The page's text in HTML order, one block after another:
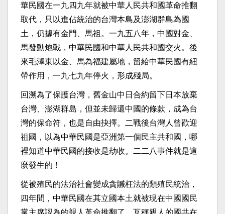
華民國在一九四九年就被中華人民共和國革命推翻
取代，只以進佔統治的台灣本島及澎湖群島為國
土，仍據有金門、馬祖。一九五八年，中國對金、
馬發動炮戰，中華民國和中華人民共和國交火。後
來毛澤東以金、馬為福建屬地，留給中華民國有紐
帶作用，一九七九年停火，形成殘局。
回溯為了保護台灣，舊金山中日合約留下日本放棄
台灣、澎湖群島，但並未歸還中國的條款，成為台
灣的保命符，也是自由抉擇。二戰後台灣人曾歡迎
祖國，以為中華民國是亞洲第一個民主共和國，哪
裡知道中華民國的接收是劫收。二二八事件就是這
麼發生的！
從被殖民的法治社會變成貪贓枉法的類殖民統治，
四年間，中華民國在其立國本土就被現在中國國民
黨主席認為的親人革命推翻了。互稱親人的國共在